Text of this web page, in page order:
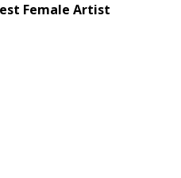
Female Artist